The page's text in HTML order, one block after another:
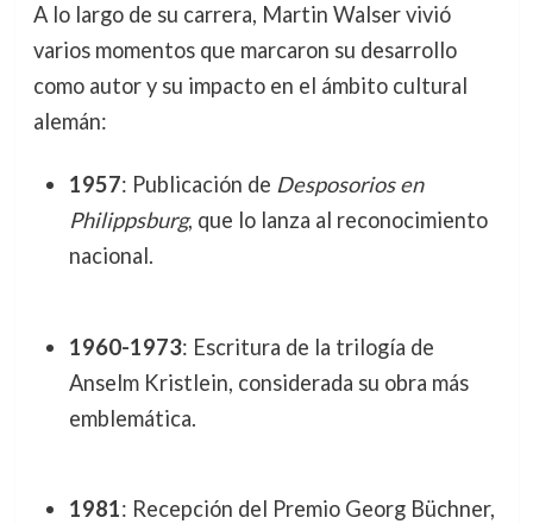
A lo largo de su carrera, Martin Walser vivió
varios momentos que marcaron su desarrollo
como autor y su impacto en el ámbito cultural
alemán:
1957: Publicación de Desposorios en
Philippsburg, que lo lanza al reconocimiento
nacional.
1960-1973: Escritura de la trilogía de
Anselm Kristlein, considerada su obra más
emblemática.
1981: Recepción del Premio Georg Büchner,